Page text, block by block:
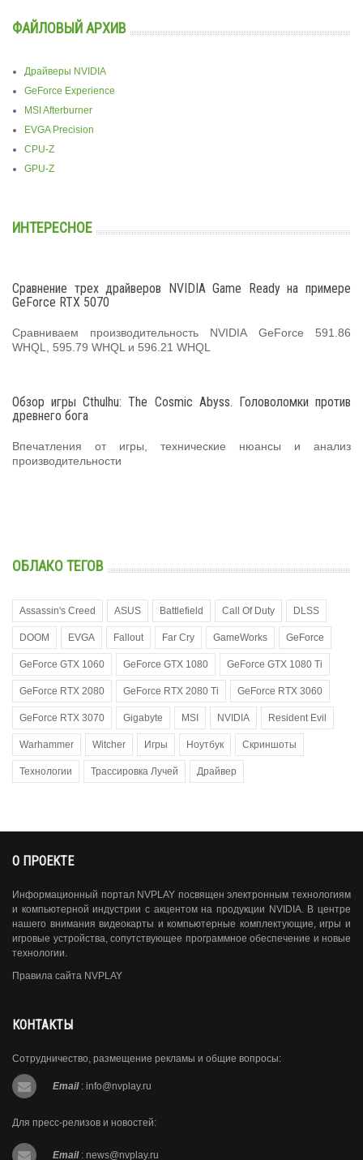
ФАЙЛОВЫЙ АРХИВ
Драйверы NVIDIA
GeForce Experience
MSI Afterburner
EVGA Precision
CPU-Z
GPU-Z
ИНТЕРЕСНОЕ
Сравнение трех драйверов NVIDIA Game Ready на примере
GeForce RTX 5070
Сравниваем производительность NVIDIA GeForce 591.86
WHQL, 595.79 WHQL и 596.21 WHQL
Обзор игры Cthulhu: The Cosmic Abyss. Головоломки против
древнего бога
Впечатления от игры, технические нюансы и анализ
производительности
ОБЛАКО ТЕГОВ
Assassin's Creed ASUS Battlefield Call Of Duty DLSS
DOOM EVGA Fallout Far Cry GameWorks GeForce
GeForce GTX 1060 GeForce GTX 1080 GeForce GTX 1080 Ti
GeForce RTX 2080 GeForce RTX 2080 Ti GeForce RTX 3060
GeForce RTX 3070 Gigabyte MSI NVIDIA Resident Evil
Warhammer Witcher Игры Ноутбук Скриншоты
Технологии Трассировка Лучей Драйвер
О ПРОЕКТЕ
Информационный портал NVPLAY посвящен электронным технологиям
и компьютерной индустрии с акцентом на продукции NVIDIA. В центре
нашего внимания видеокарты и компьютерные комплектующие, игры и
игровые устройства, сопутствующее программное обеспечение и новые
технологии.
Правила сайта NVPLAY
КОНТАКТЫ
Сотрудничество, размещение рекламы и общие вопросы:
Email : info@nvplay.ru
Для пресс-релизов и новостей:
Email : news@nvplay.ru